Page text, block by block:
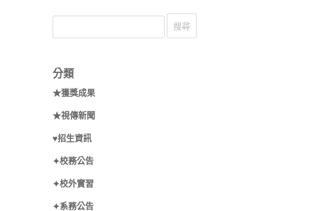
分類
★獲獎成果
★視傳新聞
♥招生資訊
✦校務公告
✦校外實習
✦系務公告